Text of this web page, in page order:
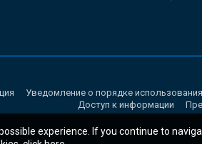
Уведомление о порядке
Доступ к информации
experience. If you continue to